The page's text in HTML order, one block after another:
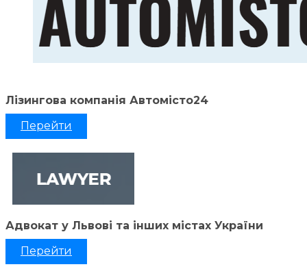
Лізингова компанія Автомісто24
Перейти
Адвокат у Львові та інших містах України
Перейти